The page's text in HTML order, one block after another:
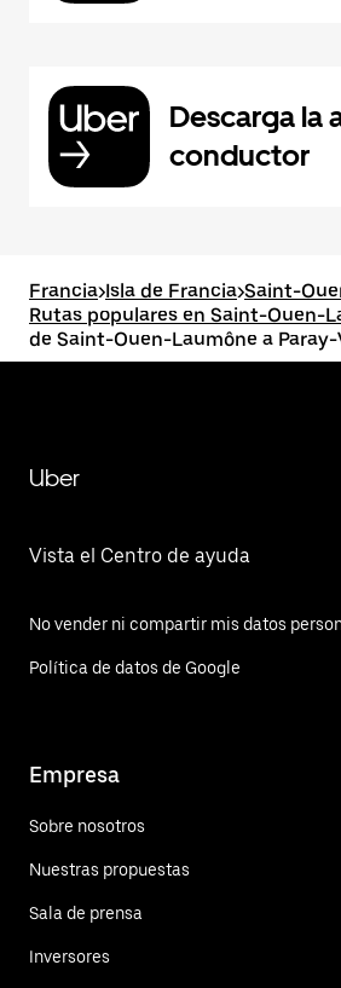
Descarga la
conductor
Francia>Isla de Francia>Saint-
Rutas populares en Saint-Ouen-
de Saint-Ouen-Laumône a
Uber
Vista el Centro de ayuda
No vender ni compartir mis datos
Política de datos de Google
Empresa
Sobre nosotros
Nuestras propuestas
Sala de prensa
Inversores